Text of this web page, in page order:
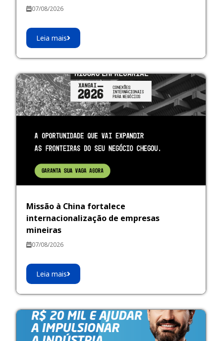
07/08/2026
Leia mais
Missão à China fortalece
internacionalização de empresas
mineiras
07/08/2026
Leia mais